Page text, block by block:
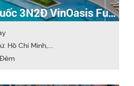
3N2Đ VinOasis Full
Hồ Chí Minh,....